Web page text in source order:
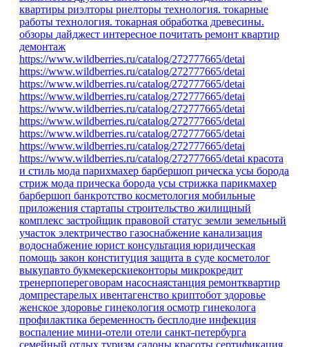
квартиры риэлторы риелторы технология. токарные
работы технология. токарная обработка древесины.
обзоры дайджест интересное почитать ремонт квартир
демонтаж
https://www.wildberries.ru/catalog/272777665/detai
https://www.wildberries.ru/catalog/272777665/detai
https://www.wildberries.ru/catalog/272777665/detai
https://www.wildberries.ru/catalog/272777665/detai
https://www.wildberries.ru/catalog/272777665/detai
https://www.wildberries.ru/catalog/272777665/detai
https://www.wildberries.ru/catalog/272777665/detai
https://www.wildberries.ru/catalog/272777665/detai
https://www.wildberries.ru/catalog/272777665/detai красота
и стиль мода парихмахер барбершоп рическа усы борода
стриж мода прическа борода усы стрижка парикмахер
барбершоп банкротство косметология мобильные
приложения стартапы строительство жилищный
комплекс застройщик правовой статус земли земельный
участок электричество газоснабжение канализация
водоснабжение юрист консультация юридическая
помощь закон конституция защита в суде косметолог
выкупавто букмекерскиеконторы микрокредит
тренерпопереговорам насоснаястанция ремонтквартир
домпрестарелых ивентагенство криптобот здоровье
женское здоровье гинекология осмотр гинеколога
профилактика беременность бесплодие инфекция
воспаление мини-отели отели санкт-петербурга
семейный отдых туризм салоны красоты сертификация